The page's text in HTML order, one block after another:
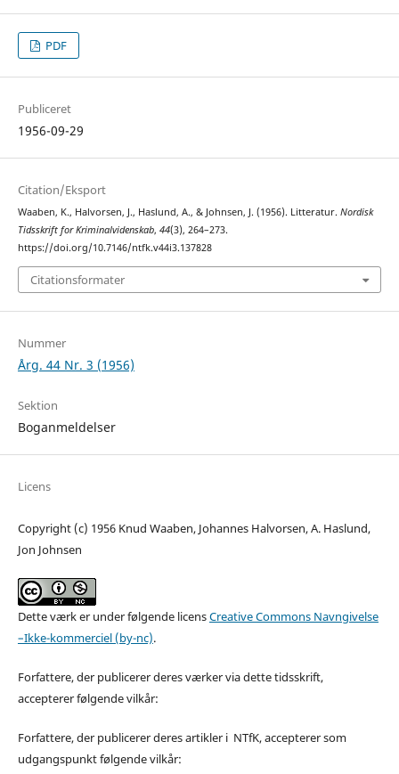
PDF
Publiceret
1956-09-29
Citation/Eksport
Waaben, K., Halvorsen, J., Haslund, A., & Johnsen, J. (1956). Litteratur. Nordisk
Tidsskrift for Kriminalvidenskab, 44(3), 264–273.
https://doi.org/10.7146/ntfk.v44i3.137828
Citationsformater
Nummer
Årg. 44 Nr. 3 (1956)
Sektion
Boganmeldelser
Licens
Copyright (c) 1956 Knud Waaben, Johannes Halvorsen, A. Haslund,
Jon Johnsen
Dette værk er under følgende licensCreative Commons Navngivelse
–Ikke-kommerciel (by-nc).
Forfattere, der publicerer deres værker via dette tidsskrift,
accepterer følgende vilkår:
Forfattere, der publicerer deres artikler i NTfK, accepterer som
udgangspunkt følgende vilkår: